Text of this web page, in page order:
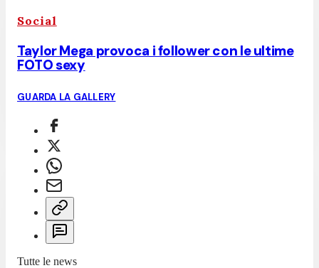
Social
Taylor Mega provoca i follower con le ultime
FOTO sexy
GUARDA LA GALLERY
Tutte le news